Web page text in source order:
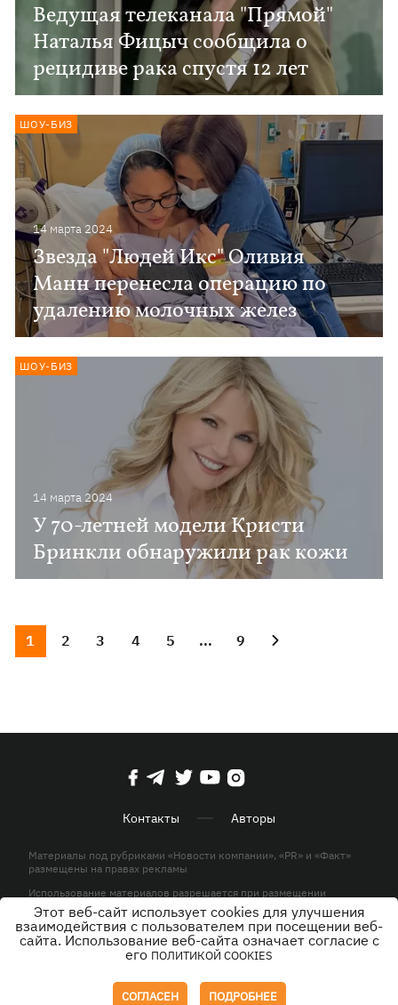
Ведущая телеканала "Прямой"
Наталья Фицыч сообщила о
рецидиве рака спустя 12 лет
14 марта 2024
Звезда "Людей Икс" Оливия
Манн перенесла операцию по
удалению молочных желез
ШОУ-БИЗ
14 марта 2024
У 70-летней модели Кристи
Бринкли обнаружили рак кожи
ШОУ-БИЗ
1 2 3 4 5 ... 9
Контакты Авторы
Материалы под рубриками «Новости компании», «PR» и «Факт»
размещены на правах рекламы
Использование материалов разрешается при размещении
активной гиперссылки на KP.UA в первом абзаце.
© ООО «ЮЛАВ МЕДИА»,2026. Все права защищены.
Этот веб-сайт использует cookies для улучшения
взаимодействия с пользователем при посещении веб-
сайта. Использование веб-сайта означает согласие с
его ПОЛИТИКОЙ COOKIES
СОГЛАСЕН ПОДРОБНЕЕ